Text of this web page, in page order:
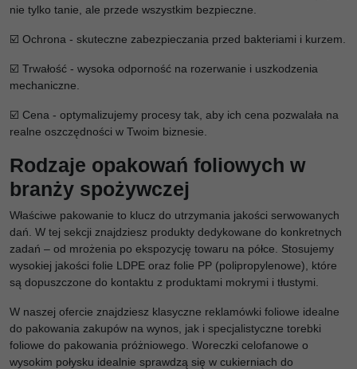
nie tylko tanie, ale przede wszystkim bezpieczne.
☑️ Ochrona - skuteczne zabezpieczania przed bakteriami i kurzem.
☑️ Trwałość - wysoka odporność na rozerwanie i uszkodzenia
mechaniczne.
☑️ Cena - optymalizujemy procesy tak, aby ich cena pozwalała na
realne oszczędności w Twoim biznesie.
Rodzaje opakowań foliowych w
branży spożywczej
Właściwe pakowanie to klucz do utrzymania jakości serwowanych
dań. W tej sekcji znajdziesz produkty dedykowane do konkretnych
zadań – od mrożenia po ekspozycję towaru na półce. Stosujemy
wysokiej jakości folie LDPE oraz folie PP (polipropylenowe), które
są dopuszczone do kontaktu z produktami mokrymi i tłustymi.
W naszej ofercie znajdziesz klasyczne reklamówki foliowe idealne
do pakowania zakupów na wynos, jak i specjalistyczne torebki
foliowe do pakowania próżniowego. Woreczki celofanowe o
wysokim połysku idealnie sprawdzą się w cukierniach do